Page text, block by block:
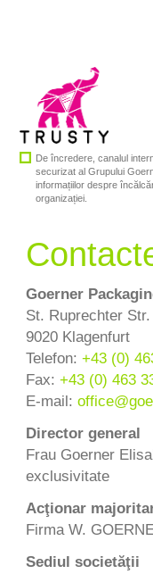
De încredere, canalul
securizat al Grupului
informațiilor despre
organizației.
Goerner
St. Ruprechter Str.
9020 Klagenfurt
Telefon:+43 (0)
Fax:+43 (0) 463
E-mail:office@
Director general
Frau Goerner
exclusivitate
Acţionar
Firma W.
Sediul societăţii